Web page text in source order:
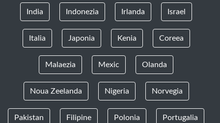
India Indonezia Irlanda Israel
Italia Japonia Kenia Coreea
Malaezia Mexic Olanda
Noua Zeelanda Nigeria Norvegia
Pakistan Filipine Polonia Portugalia